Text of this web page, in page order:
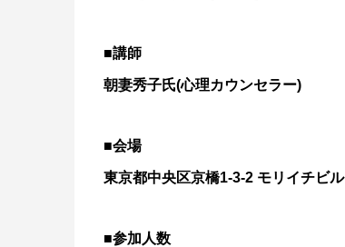
■講師
朝妻秀子氏(心理カウンセラー)
■会場
東京都中央区京橋1-3-2 モリイチビル
■参加人数